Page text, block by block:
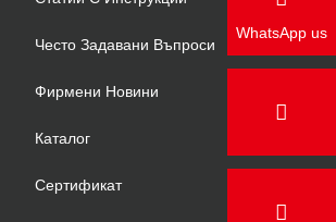
Често Задавани Въпроси
Фирмени Новини
Каталог
Сертификат
WhatsApp us